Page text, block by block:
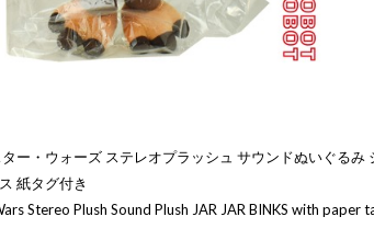
ー・ウォーズ ステレオプラッシュ サウンドぬいぐるみ
紙タグ付き
Stereo Plush Sound Plush JAR JAR BINKS with paper